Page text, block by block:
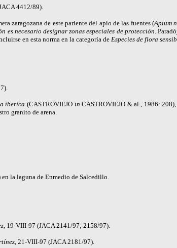
4412/89).
zaragozana de este pariente del apio de las fuentes (Apium
es necesario designar zonas especiales de protección.
en esta norma en la categoría de Especies de flora
iberica (CASTROVIEJO in CASTROVIEJO & al., 1986:
granito de arena.
la laguna de Enmedio de Salcedillo.
19-VIII-97 (JACA 2141/97; 2158/97).
21-VIII-97 (JACA 2181/97).